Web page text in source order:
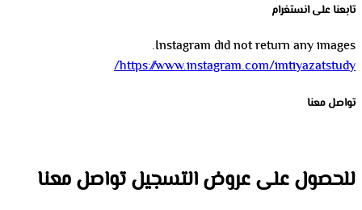
تابعنا على انستغرام
Instagram did not return any images.
https://www.instagram.com/imtiyazatstudy/
تواصل معنا
للحصول على عروض التسجيل تواصل معنا